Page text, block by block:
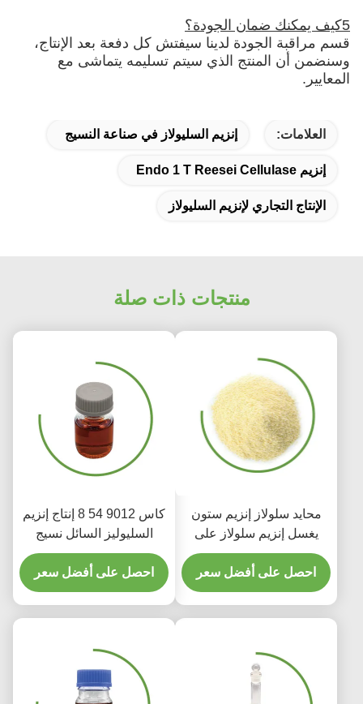
5كيف يمكنك ضمان الجودة؟
قسم مراقبة الجودة لدينا سيفتش كل دفعة بعد الإنتاج،
وسنضمن أن المنتج الذي سيتم تسليمه يتماشى مع
المعايير.
العلامات: إنزيم السليولاز في صناعة النسيج
إنزيم Endo 1 T Reesei Cellulase
الإنتاج التجاري لإنزيم السليولاز
منتجات ذات صلة
محايد سلولاز إنزيم ستون
يغسل إنزيم سلولاز على
الجينز الدينيم
احصل على أفضل سعر
كاس 9012 54 8 إنتاج إنزيم
السليوليز السائل نسيج
بوليش قابل للتحلل
احصل على أفضل سعر